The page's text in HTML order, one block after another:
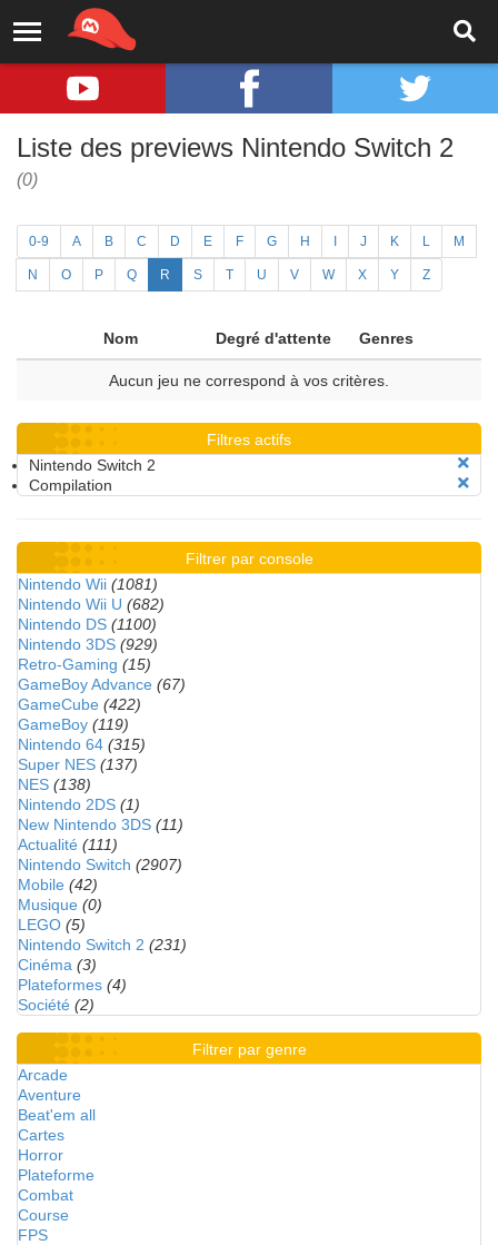
Liste des previews Nintendo Switch 2
(0)
0-9 A B C D E F G H J K L M
N O P Q R S T U V W X Y Z
Nom Degré d'attente Genres
Aucun jeu ne correspond à vos critères.
Filtres actifs
Nintendo Switch 2
Compilation
Filtrer par console
Nintendo Wii (1081)
Nintendo Wii U (682)
Nintendo DS (1100)
Nintendo 3DS (929)
Retro-Gaming (15)
GameBoy Advance (67)
GameCube (422)
GameBoy (119)
Nintendo 64 (315)
Super NES (137)
NES (138)
Nintendo 2DS (1)
New Nintendo 3DS (11)
Actualité (111)
Nintendo Switch (2907)
Mobile (42)
Musique (0)
LEGO (5)
Nintendo Switch 2 (231)
Cinéma (3)
Plateformes (4)
Société (2)
Filtrer par genre
Arcade
Aventure
Beat'em all
Cartes
Horror
Plateforme
Combat
Course
FPS